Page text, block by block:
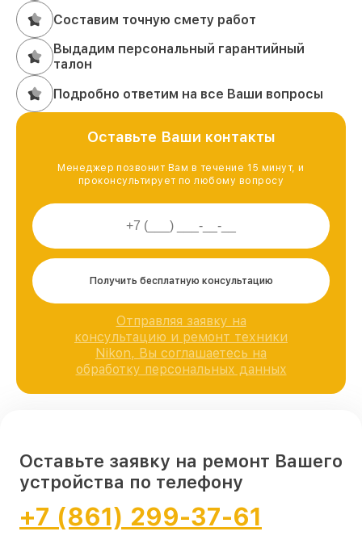
Составим точную смету работ
Выдадим персональный гарантийный
талон
Подробно ответим на все Ваши вопросы
Оставьте Ваши контакты
Менеджер позвонит Вам в течение 15 минут, и
проконсультирует по любому вопросу
Получить бесплатную консультацию
Отправляя заявку на
консультацию и ремонт техники
Nikon, Вы соглашаетесь на
обработку персональных данных
Оставьте заявку на ремонт Вашего
устройства по телефону
+7 (861) 299-37-61